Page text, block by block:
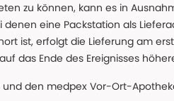
zu können, kann es in
eine Packstation als
ist, erfolgt die Lieferung am
das Ende des Ereignisses
den medpex Vor-Ort-